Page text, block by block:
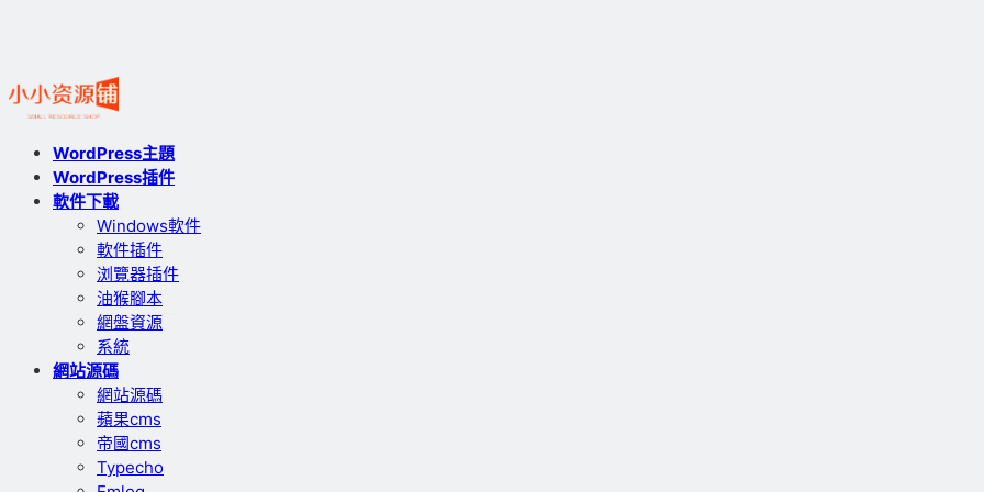
WordPress主題
WordPress插件
軟件下載
Windows軟件
軟件插件
浏覽器插件
油猴腳本
網盤資源
系統
網站源碼
網站源碼
蘋果cms
帝國cms
Typecho